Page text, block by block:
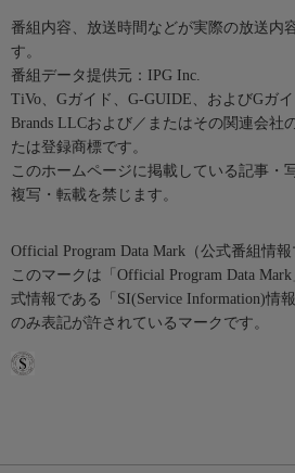
番組内容、放送時間などが実際の放送内
す。
番組データ提供元：IPG Inc.
TiVo、Gガイド、G-GUIDE、およびGガ
Brands LLCおよび／またはその関連会社
たは登録商標です。
このホームページに掲載している記事・
複写・転載を禁じます。
Official Program Data Mark（公式番組情報
このマークは「Official Program Data
式情報である「SI(Service Information)情
のみ表記が許されているマークです。